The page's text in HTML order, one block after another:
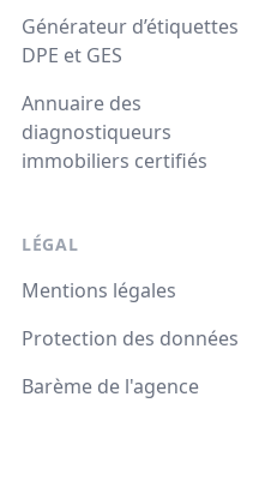
Générateur d’étiquettes
DPE et GES
Annuaire des
diagnostiqueurs
immobiliers certifiés
LÉGAL
Mentions légales
Protection des données
Barème de l'agence